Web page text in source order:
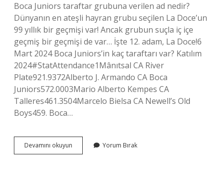
Boca Juniors taraftar grubuna verilen ad nedir?
Dünyanın en ateşli hayran grubu seçilen La Doce’un
99 yıllık bir geçmişi var! Ancak grubun suçla iç içe
geçmiş bir geçmişi de var… İşte 12. adam, La Doce!6
Mart 2024 Boca Juniors’in kaç taraftarı var? Katılım
2024#StatAttendance1Mânıtsal CA River
Plate921.9372Alberto J. Armando CA Boca
Juniors572.0003Mario Alberto Kempes CA
Talleres461.3504Marcelo Bielsa CA Newell’s Old
Boys459. Boca…
Devamını okuyun
Juniors
Yorum Bırak